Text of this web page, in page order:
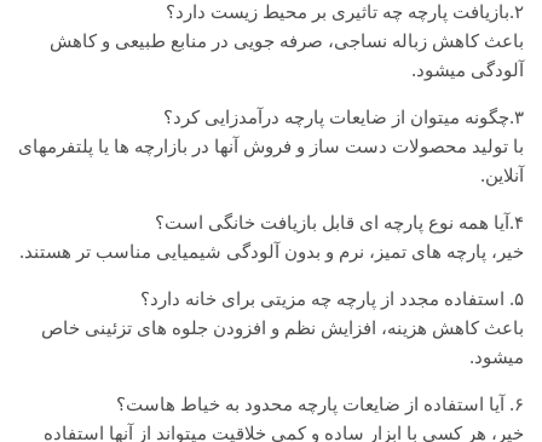
۲.بازیافت پارچه چه تاثیری بر محیط زیست دارد؟
باعث کاهش زباله نساجی، صرفه جویی در منابع طبیعی و کاهش
آلودگی میشود.
۳.چگونه میتوان از ضایعات پارچه درآمدزایی کرد؟
با تولید محصولات دست ساز و فروش آنها در بازارچه ها یا پلتفرمهای
آنلاین.
۴.آیا همه نوع پارچه ای قابل بازیافت خانگی است؟
خیر، پارچه های تمیز، نرم و بدون آلودگی شیمیایی مناسب تر هستند.
۵. استفاده مجدد از پارچه چه مزیتی برای خانه دارد؟
باعث کاهش هزینه، افزایش نظم و افزودن جلوه های تزئینی خاص
میشود.
۶. آیا استفاده از ضایعات پارچه محدود به خیاط هاست؟
خیر، هر کسی با ابزار ساده و کمی خلاقیت میتواند از آنها استفاده